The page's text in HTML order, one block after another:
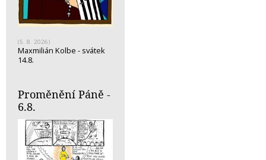
(5. 8. 2026)
Maxmilián Kolbe - svátek
14.8.
Proměnění Páně -
6.8.